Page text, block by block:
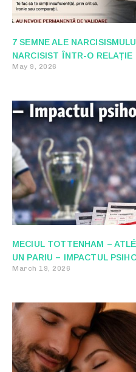
7 SEMNE ALE
NARCISIST ÎNTR-O RELAȚIE
May 9, 2026
MECIUL TOTTENHAM –
UN PARIU – IMPACTUL
March 19, 2026